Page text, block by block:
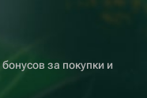
за покупки и